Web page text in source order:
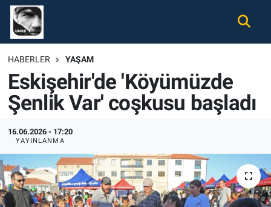
HABERLER YAŞAM
Eskişehir'de 'Köyümüzde
Şenlik Var' coşkusu başladı
16.06.2026 - 17:20
YAYINLANMA
Gündem
Ekonomi
Spor
Magazin
Tüm Haberler
İletişim
Nöbetçi Eczaneler
Hava Durumu
Namaz Vakitleri
Trafik Durumu
Süper Lig Puan Durumu ve Fikstür
Tüm Manşetler